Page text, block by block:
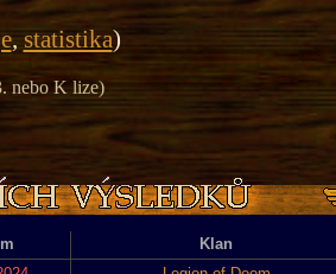
, statistika)
nebo K lize)
Klan